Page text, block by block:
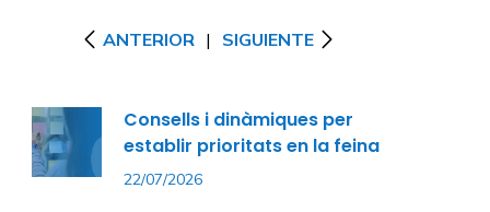
ANTERIOR | SIGUIENTE
Consells i dinàmiques per
establir prioritats en la feina
22/07/2026